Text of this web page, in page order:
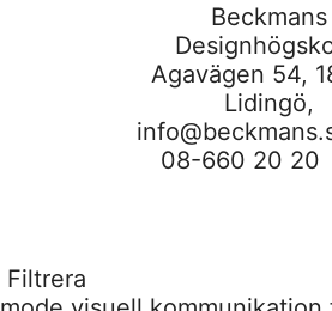
Beckmans
Agavägen 54,
Lidingö,
08-660 20
Filtrera